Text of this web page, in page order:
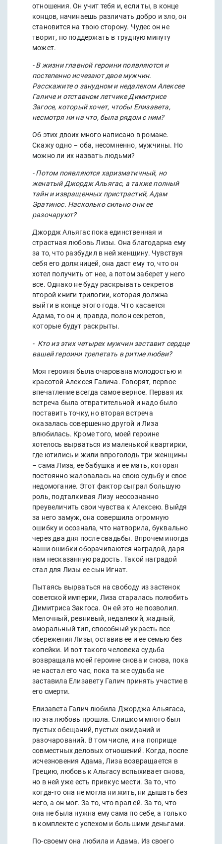
отношения. Он учит тебя и, если ты, в конце
концов, начинаешь различать добро и зло, он
становится на твою сторону. Чудес он не
творит, но поддержать в трудную минуту
может.
- В жизни главной героини появляются и
постепенно исчезают двое мужчин.
Расскажите о занудном и недалеком Алексее
Галиче и отставном летчике Димитрисе
Загосе, который хочет, чтобы Елизавета,
несмотря ни на что, была рядом с ним?
Об этих двоих много написано в романе.
Скажу одно – оба, несомненно, мужчины. Но
можно ли их назвать людьми?
- Потом появляются харизматичный, но
женатый Джордж Альягас, а также полный
тайн и извращенных пристрастий, Адам
Эратинос. Насколько сильно они ее
разочаруют?
Джордж Альягас пока единственная и
страстная любовь Лизы. Она благодарна ему
за то, что разбудил в ней женщину. Чувствуя
себя его должницей, она даст ему то, что он
хотел получить от нее, а потом заберет у него
все. Однако не буду раскрывать секретов
второй книги трилогии, которая должна
выйти в конце этого года. Что касается
Адама, то он и, правда, полон секретов,
которые будут раскрыты.
- Кто из этих четырех мужчин заставит сердце
вашей героини трепетать в ритме любви?
Моя героиня была очарована молодостью и
красотой Алексея Галича. Говорят, первое
впечатление всегда самое верное. Первая их
встреча была отвратительной и надо было
поставить точку, но вторая встреча
оказалась совершенно другой и Лиза
влюбилась. Кроме того, моей героине
хотелось вырваться из маленькой квартирки,
где ютились и жили впроголодь три женщины
– сама Лиза, ее бабушка и ее мать, которая
постоянно жаловалась на свою судьбу и свое
недомогание. Этот фактор сыграл большую
роль, подталкивая Лизу неосознанно
преувеличить свои чувства к Алексею. Выйдя
за него замуж, она совершила огромную
ошибку и осознала, что натворила, буквально
через два дня после свадьбы. Впрочем иногда
наши ошибки оборачиваются наградой, даря
нам несказанную радость. Такой наградой
стал для Лизы ее сын Игнат.
Пытаясь вырваться на свободу из застенок
советской империи, Лиза старалась полюбить
Димитриса Закгоса. Он ей это не позволил.
Мелочный, ревнивый, недалекий, жадный,
аморальный тип, способный украсть все
сбережения Лизы, оставив ее и ее семью без
копейки. И вот такого человека судьба
возвращала моей героине снова и снова, пока
не настал его час, пока та же судьба не
заставила Елизавету Галич принять участие в
его смерти.
Елизавета Галич любила Джорджа Альягаса,
но эта любовь прошла. Слишком много был
пустых обещаний, пустых ожиданий и
разочарований. В том числе, и на поприще
совместных деловых отношений. Когда, после
исчезновения Адама, Лиза возвращается в
Грецию, любовь к Альгасу вспыхивает снова,
но в ней уже есть привкус мести. За то, что
когда-то она не могла ни жить, ни дышать без
него, а он мог. За то, что врал ей. За то, что
она не была нужна ему сама по себе, а только
в комплекте с успехом и большими деньгами.
По-своему она любила и Адама. Из своего